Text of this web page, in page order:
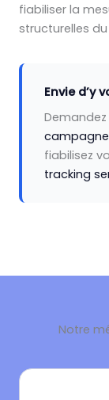
fiabiliser la
structurelles
Envie d’y
Demandez
fiabilisez
tracking
Notre